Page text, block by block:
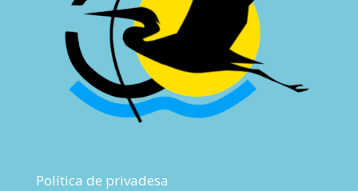
Política de privadesa